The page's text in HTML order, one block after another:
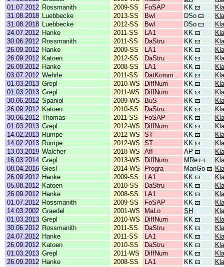
01.07.2012 Rossmanith 2009-SS FoSAP KK
31.08.2018
Luebbecke 2013-SS Bwl DSo
31.08.2018
Luebbecke 2012-SS Bwl DSo
24.07.2012 Hanke 2011-SS LA1 KK
30.06.2012 Rossmanith 2011-SS DaStru KK
26.09.2012 Hanke 2009-SS LA1 KK
26.09.2012 Katoen 2012-SS DaStru KK
26.09.2012 Hanke 2008-SS LA1 KK
03.07.2012 Wehrle 2011-SS DatKomm KK
01.03.2013 Grepl 2010-WS DiffNum KK
01.03.2013 Grepl 2011-WS DiffNum KK
30.06.2012 Spaniol 2009-WS BuS KK
26.09.2012 Katoen 2010-SS DaStru KK
30.06.2012 Thomas 2011-SS FoSAP KK
01.03.2013 Grepl 2012-WS DiffNum KK
14.02.2013 Rumpe 2012-WS ST KK
14.02.2013 Rumpe 2012-WS ST KK
13.03.2019 Walcher 2018-WS AfI AP
16.03.2014 Grepl 2013-WS DiffNum MRe
08.04.2016 Giesl 2014-WS Progra ManGo
26.09.2012 Hanke 2009-SS LA1 KK
05.08.2012 Katoen 2010-SS DaStru KK
26.09.2012 Hanke 2008-SS LA1 KK
01.07.2012 Rossmanith 2009-SS FoSAP KK
14.03.2002 Graedel 2001-WS MaLo SH
01.03.2013 Grepl 2010-WS DiffNum KK
30.06.2012 Rossmanith 2011-SS DaStru KK
24.07.2012 Hanke 2011-SS LA1 KK
26.09.2012 Katoen 2010-SS DaStru KK
01.03.2013 Grepl 2011-WS DiffNum KK
26.09.2012 Hanke 2008-SS LA1 KK